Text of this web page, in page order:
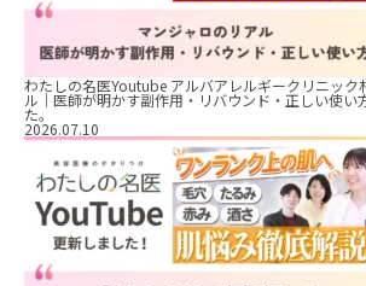
わたしの名医Youtube アルバアレルギークリニック
ル｜医師が明かす副作用・リバウンド・正しい使い
た。
2026.07.10